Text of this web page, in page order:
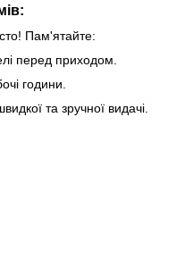
Пам'ятайте:
перед приходом.
години.
та зручної видачі.